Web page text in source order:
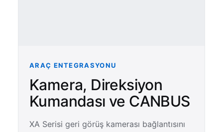
ARAÇ ENTEGRASYONU
Kamera, Direksiyon
Kumandası ve CANBUS
XA Serisi geri görüş kamerası bağlantısını